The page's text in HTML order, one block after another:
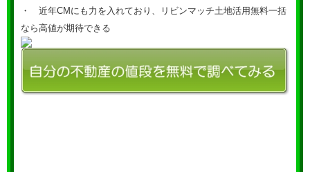
・ 近年CMにも力を入れており、リビンマッチ土地活用無料一括
なら高値が期待できる